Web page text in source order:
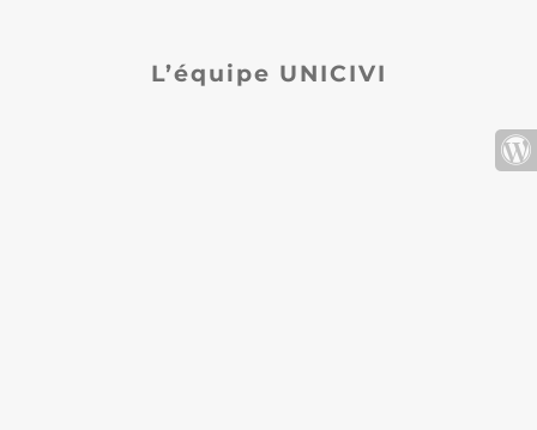
L’équipe UNICIVI